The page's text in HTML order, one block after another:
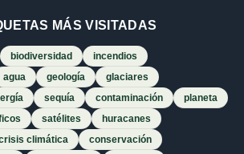
MÁS VISITADAS
biodiversidad
incendios
agua geología
glaciares
sequía contaminación
planeta
satélites
huracanes
climática
conservación